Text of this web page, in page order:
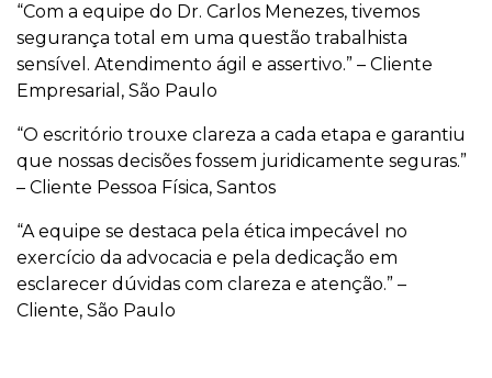
“Com a equipe do Dr. Carlos Menezes, tivemos
segurança total em uma questão trabalhista
sensível. Atendimento ágil e assertivo.” – Cliente
Empresarial, São Paulo
“O escritório trouxe clareza a cada etapa e garantiu
que nossas decisões fossem juridicamente seguras.”
– Cliente Pessoa Física, Santos
“A equipe se destaca pela ética impecável no
exercício da advocacia e pela dedicação em
esclarecer dúvidas com clareza e atenção.” –
Cliente, São Paulo